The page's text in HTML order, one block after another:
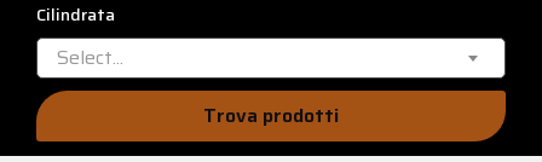
Cilindrata
Select...
Trova prodotti